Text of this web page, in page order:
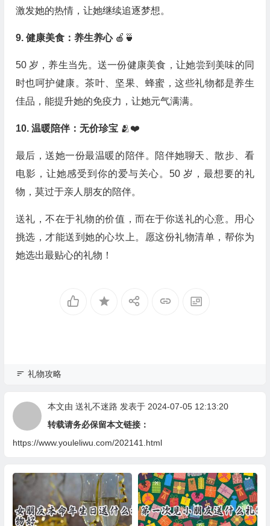
激发她的热情，让她继续追逐梦想。
9. 健康美食：养生养心 🍎🍵
50 岁，养生当先。送一份健康美食，让她尝到美味的同
时也呵护健康。茶叶、坚果、蜂蜜，这些礼物都是养生
佳品，能提升她的免疫力，让她元气满满。
10. 温暖陪伴：无价珍宝 🫂❤️
最后，送她一份最温暖的陪伴。陪伴她聊天、散步、看
电影，让她感受到你的爱与关心。50 岁，最想要的礼
物，莫过于亲人朋友的陪伴。
送礼，不在于礼物的价值，而在于你送礼的心意。用心
挑选，才能送到她的心坎上。愿这份礼物清单，帮你为
她选出最贴心的礼物！
礼物攻略
本文由 送礼不迷路 发表于 2024-07-05 12:13:20
转载请务必保留本文链接：
https://www.youleliwu.com/202141.html